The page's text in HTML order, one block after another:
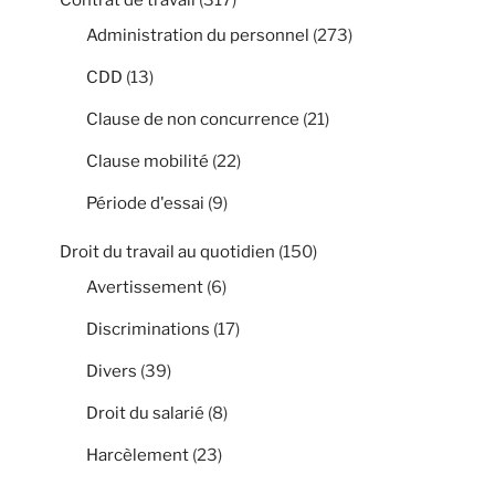
Administration du personnel (273)
CDD (13)
Clause de non concurrence (21)
Clause mobilité (22)
Période d'essai (9)
Droit du travail au quotidien (150)
Avertissement (6)
Discriminations (17)
Divers (39)
Droit du salarié (8)
Harcèlement (23)